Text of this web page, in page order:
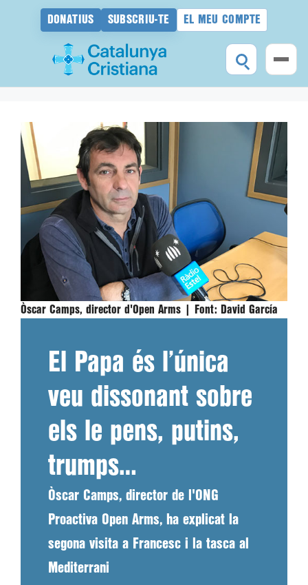
DONATIUS SUBSCRIU-TE EL MEU COMPTE
contingut
Òscar Camps, director d'Open Arms | Font: David García
El Papa és l’única
veu dissonant sobre
els le pens, putins,
trumps…
Òscar Camps, director de l'ONG
Proactiva Open Arms, ha explicat la
segona visita a Francesc i la tasca al
Mediterrani